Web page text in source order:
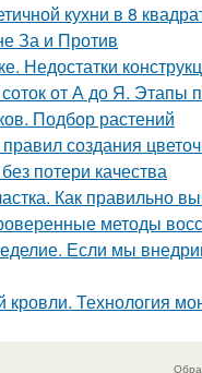
кухни в 8
За и Против
Недостатки
от А до Я. Этапы
Подбор растений
создания
потери качества
Как правильно
методы
Если мы
Технология